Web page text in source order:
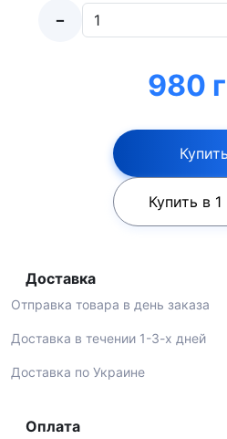
-
980
Купить
Купить в 1
Доставка
Отправка товара в день заказа
Доставка в течении 1-3-х дней
Доставка по Украине
Оплата